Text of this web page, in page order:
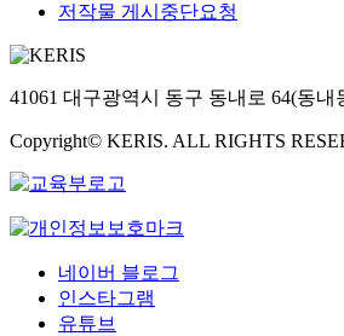
저작물 게시중단요청
41061 대구광역시 동구 동내로 64(동내
Copyright© KERIS. ALL RIGHTS
네이버 블로그
인스타그램
유튜브